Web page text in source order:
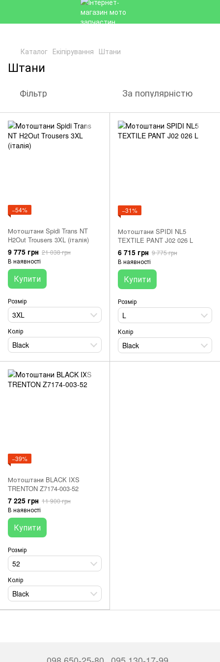
Каталог Екіпірування Штани
Штани
Фільтр За популярністю
−54%
Мотоштани Spidi Trans NT
H2Out Trousers 3XL (італія)
9 775 грн 21 038 грн
В наявності
Купити
Розмір
3XL
Колір
Black
−31%
Мотоштани SPIDI NL5
TEXTILE PANT J02 026 L
6 715 грн 9 775 грн
В наявності
Купити
Розмір
L
Колір
Black
−39%
Мотоштани BLACK IXS
TRENTON Z7174-003-52
7 225 грн 11 900 грн
В наявності
Купити
Розмір
52
Колір
Black